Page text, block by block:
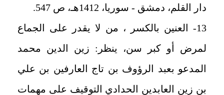
دار القلم، دمشق - سوريا، 1412هـ، ص 547.
13- العنين بالكسر ، من لا يقدر على الجماع
لمرض أو كبر سن، ينظر: زين الدين محمد
المدعو بعبد الرؤوف بن تاج العارفين بن علي
بن زين العابدين الحدادي التوقيف على مهمات